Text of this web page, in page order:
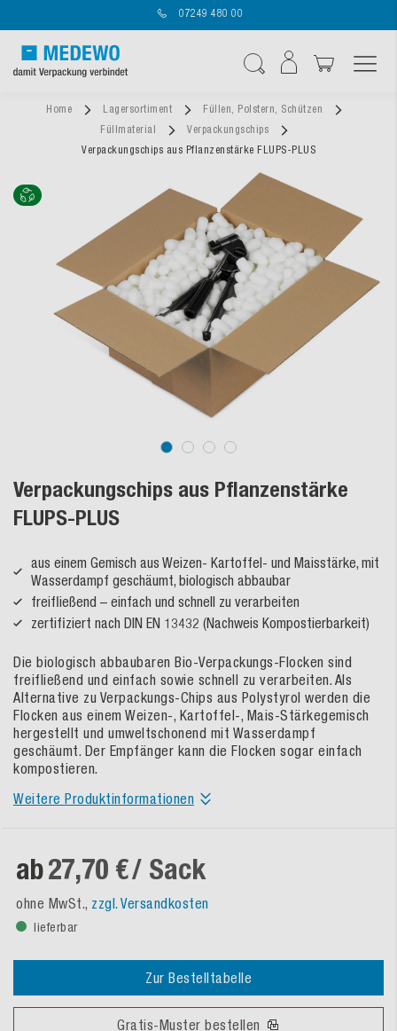
07249 480 00
Home Lagersortiment
Füllen, Polstern, Schützen
Füllmaterial
Verpackungschips
Verpackungschips aus Pflanzenstärke FLUPS-PLUS
Verpackungschips aus Pflanzenstärke
FLUPS-PLUS
aus einem Gemisch aus Weizen- Kartoffel- und Maisstärke, mit
Wasserdampf geschäumt, biologisch abbaubar
freifließend – einfach und schnell zu verarbeiten
zertifiziert nach DIN EN 13432 (Nachweis Kompostierbarkeit)
Die biologisch abbaubaren Bio-Verpackungs-Flocken sind
freifließend und einfach sowie schnell zu verarbeiten. Als
Alternative zu Verpackungs-Chips aus Polystyrol werden die
Flocken aus einem Weizen-, Kartoffel-, Mais-Stärkegemisch
hergestellt und umweltschonend mit Wasserdampf
geschäumt. Der Empfänger kann die Flocken sogar einfach
kompostieren.
Weitere Produktinformationen
ab27,70 €/ Sack
ohne MwSt., zzgl. Versandkosten
lieferbar
Zur Bestelltabelle
Gratis-Muster bestellen